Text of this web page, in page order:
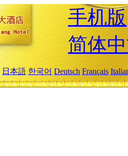
手机版
简体
日本語 한국어 Deutsch Français